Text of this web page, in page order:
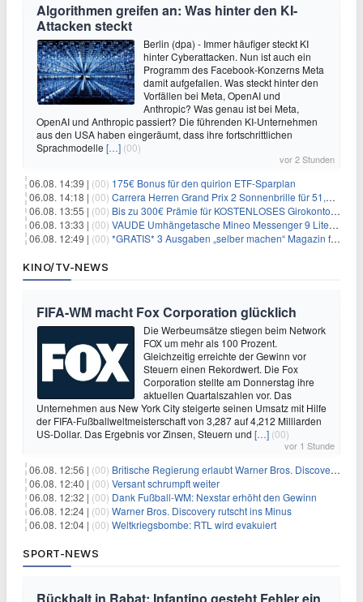
Algorithmen greifen an: Was hinter den KI-
Attacken steckt
Berlin (dpa) - Immer häufiger steckt KI
hinter Cyberattacken. Nun ist auch ein
Programm des Facebook-Konzerns Meta
damit aufgefallen. Was steckt hinter den
Vorfällen bei Meta, OpenAI und
Anthropic? Was genau ist bei Meta,
OpenAI und Anthropic passiert? Die führenden KI-Unternehmen
aus den USA haben eingeräumt, dass ihre fortschrittlichen
Sprachmodelle […] (00)
vor 2 Stunden
06.08. 14:39 | (00) 175€ Bonus für den quirion ETF-Sparplan
06.08. 14:18 | (00) Carrera Herren Grand Prix 2 Sonnenbrille für 51,55€
06.08. 13:55 | (00) Bis zu 300€ Prämie für KOSTENLOSES Girokonto bei der Santander – 50€ schon nach 1 Woche!
06.08. 13:33 | (00) VAUDE Umhängetasche Mineo Messenger 9 Liter für 26,89€
06.08. 12:49 | (00) *GRATIS* 3 Ausgaben „selber machen“ Magazin für 0€ (statt 13,35€)
KINO/TV-NEWS
FIFA-WM macht Fox Corporation glücklich
Die Werbeumsätze stiegen beim Network
FOX um mehr als 100 Prozent.
Gleichzeitig erreichte der Gewinn vor
Steuern einen Rekordwert. Die Fox
Corporation stellte am Donnerstag ihre
aktuellen Quartalszahlen vor. Das
Unternehmen aus New York City steigerte seinen Umsatz mit Hilfe
der FIFA-Fußballweltmeisterschaft von 3,287 auf 4,212 Milliarden
US-Dollar. Das Ergebnis vor Zinsen, Steuern und […] (00)
vor 1 Stunde
06.08. 12:56 | (00) Britische Regierung erlaubt Warner Bros. Discovery-Übernahme
06.08. 12:40 | (00) Versant schrumpft weiter
06.08. 12:32 | (00) Dank Fußball-WM: Nexstar erhöht den Gewinn
06.08. 12:24 | (00) Warner Bros. Discovery rutscht ins Minus
06.08. 12:04 | (00) Weltkriegsbombe: RTL wird evakuiert
SPORT-NEWS